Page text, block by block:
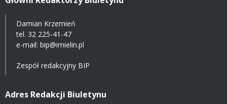
Damian Krzemień
tel. 32 225-41-47
e-mail: bip@imielin.pl
Zespół redakcyjny BIP
Adres Redakcji Biuletynu